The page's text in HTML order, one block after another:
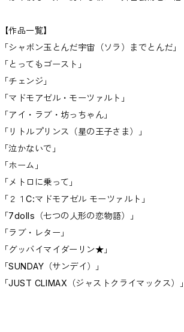
【作品一覧】
「シャボン玉とんだ宇宙（ソラ）までとんだ」
「とってもゴースト」
「チェンジ」
「マドモアゼル・モーツァルト」
「アイ・ラブ・坊っちゃん」
「リトルプリンス（星の王子さま）」
「泣かないで」
「ホーム」
「メトロに乗って」
「２１C:マドモアゼル モーツァルト」
「7dolls（七つの人形の恋物語）」
「ラブ・レター」
「グッバイマイダーリン★」
「SUNDAY（サンデイ）」
「JUST CLIMAX（ジャストクライマックス）」